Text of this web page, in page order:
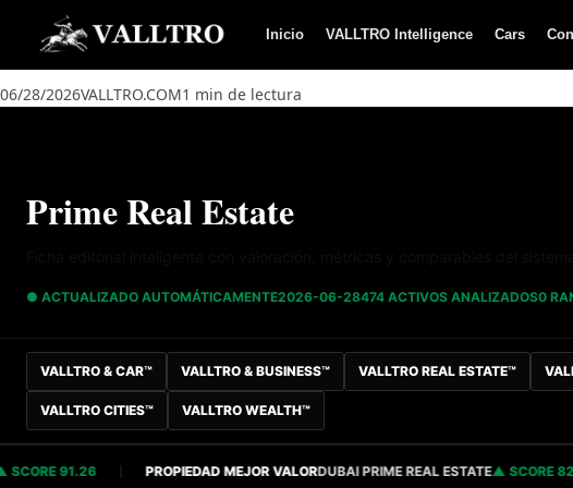
Saltar al contenido
Inicio VALLTRO Intelligence Cars
06/28/2026VALLTRO.COM1 min de lectura
Prime Real Estate
● ACTUALIZADO AUTOMÁTICAMENTE2026-06-28474 ACTIVOS ANALIZADOS0
VALLTRO & CAR™ VALLTRO & BUSINESS™ VALLTRO REAL ESTATE™
VALLTRO CITIES™ VALLTRO WEALTH™
91.26 PROPIEDAD MEJOR VALORDUBAI PRIME REAL ESTATE SCORE 82.84